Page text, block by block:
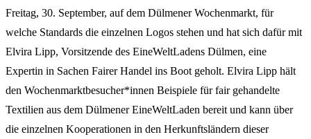
Freitag, 30. September, auf dem Dülmener Wochenmarkt, für
welche Standards die einzelnen Logos stehen und hat sich dafür mit
Elvira Lipp, Vorsitzende des EineWeltLadens Dülmen, eine
Expertin in Sachen Fairer Handel ins Boot geholt. Elvira Lipp hält
den Wochenmarktbesucher*innen Beispiele für fair gehandelte
Textilien aus dem Dülmener EineWeltLaden bereit und kann über
die einzelnen Kooperationen in den Herkunftsländern dieser